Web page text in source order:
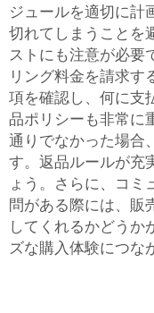
ジュールを適切に計
切れてしまうことを
ストにも注意が必要
リング料金を請求す
項を確認し、何に支
品ポリシーも非常に
通りでなかった場合
す。返品ルールが充
ょう。さらに、コミ
問がある際には、販
してくれるかどうか
ズな購入体験につな